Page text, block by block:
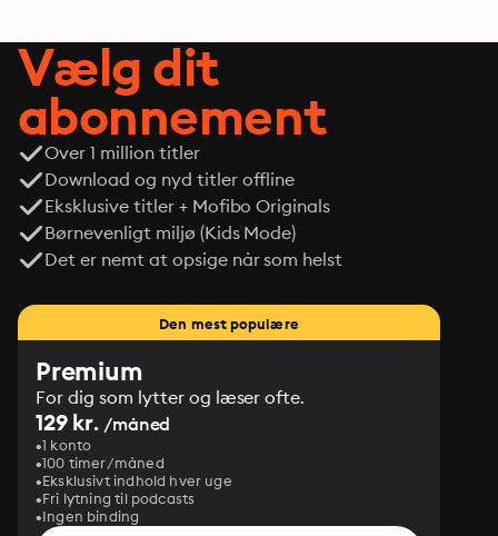
Vælg dit
abonnement
Over 1 million titler
Download og nyd titler offline
Eksklusive titler + Mofibo Originals
Børnevenligt miljø (Kids Mode)
Det er nemt at opsige når som helst
Den mest populære
Premium
For dig som lytter og læser ofte.
129 kr. /måned
1 konto
100 timer/måned
Eksklusivt indhold hver uge
Fri lytning til podcasts
Ingen binding